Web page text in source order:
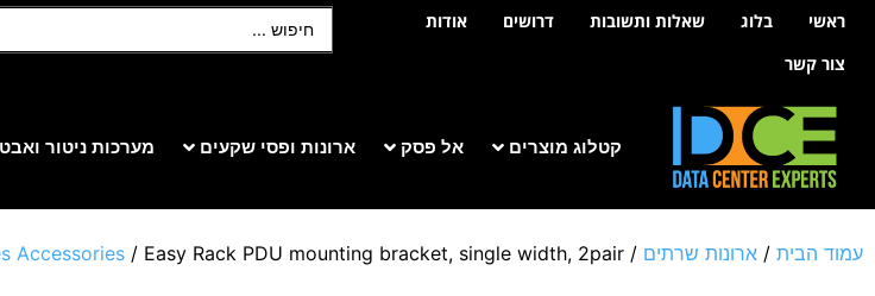
לתוכןראשי בלוג שאלות ותשובות דרושים
אודות
צור קשר
קטלוג מוצרים אל פסק ארונות ופסי שקעים מערכות ניטור
עמוד הבית / ארונות שרתים /
Accessories / Easy Rack PDU mounting bracket, single width, 2pair